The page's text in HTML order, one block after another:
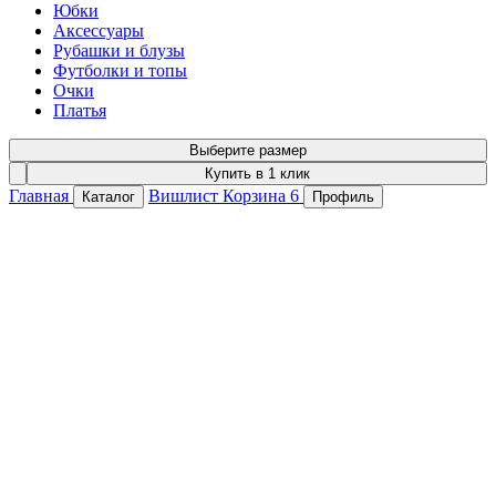
Юбки
Аксессуары
Рубашки и блузы
Футболки и топы
Очки
Платья
Выберите размер
Купить в 1 клик
Главная Каталог Вишлист Корзина 6 Профиль